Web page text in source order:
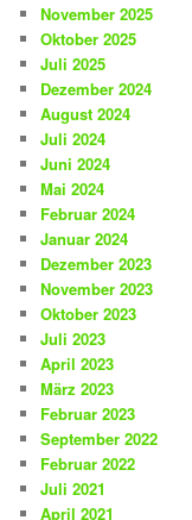
November 2025
Oktober 2025
Juli 2025
Dezember 2024
August 2024
Juli 2024
Juni 2024
Mai 2024
Februar 2024
Januar 2024
Dezember 2023
November 2023
Oktober 2023
Juli 2023
April 2023
März 2023
Februar 2023
September 2022
Februar 2022
Juli 2021
April 2021